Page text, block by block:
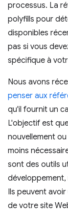
processus. La
polyfills pour
disponibles
pas si vous
spécifique à
Nous avons
penser aux
qu'il fournit un
L'objectif est
nouvellement
moins
sont des outils
développement,
Ils peuvent
de votre site